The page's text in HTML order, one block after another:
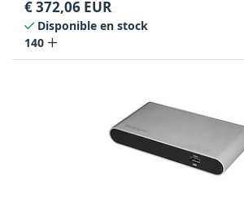
€372,06 EUR
Disponible en stock
140